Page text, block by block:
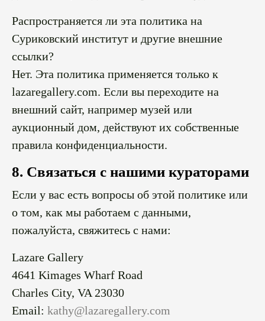
Распространяется ли эта политика на
Суриковский институт и другие внешние
ссылки?
Нет. Эта политика применяется только к
lazaregallery.com. Если вы переходите на
внешний сайт, например музей или
аукционный дом, действуют их собственные
правила конфиденциальности.
8. Связаться с нашими кураторами
Если у вас есть вопросы об этой политике или
о том, как мы работаем с данными,
пожалуйста, свяжитесь с нами:
Lazare Gallery
4641 Kimages Wharf Road
Charles City, VA 23030
Email: kathy@lazaregallery.com